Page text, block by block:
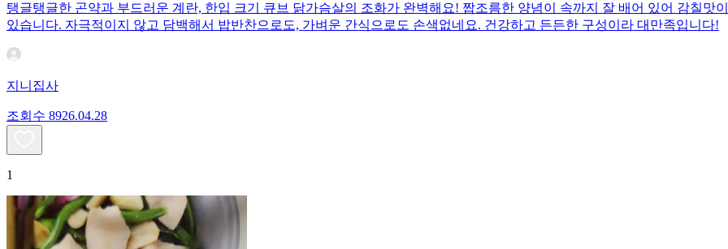
탱글탱글한 곤약과 부드러운 계란, 한입 크기 큐브 닭가슴살의 조화가 완벽해요! 짭조름한 양념이 속까지 잘 배어 있어 감칠맛
있습니다. 자극적이지 않고 담백해서 밥반찬으로도, 가벼운 간식으로도 손색없네요. 건강하고 든든한 구성이라 대만족입니다!
지니집사
조회수 8926.04.28
1